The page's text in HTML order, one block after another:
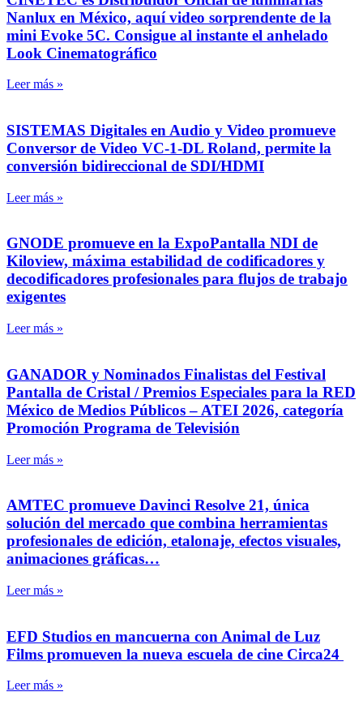
Nanlux en México, aquí video sorprendente de la
mini Evoke 5C. Consigue al instante el anhelado
Look Cinematográfico
Leer más »
SISTEMAS Digitales en Audio y Video promueve
Conversor de Video VC-1-DL Roland, permite la
conversión bidireccional de SDI/HDMI
Leer más »
GNODE promueve en la ExpoPantalla NDI de
Kiloview, máxima estabilidad de codificadores y
decodificadores profesionales para flujos de trabajo
exigentes
Leer más »
GANADOR y Nominados Finalistas del Festival
Pantalla de Cristal / Premios Especiales para la RED
México de Medios Públicos – ATEI 2026, categoría
Promoción Programa de Televisión
Leer más »
AMTEC promueve Davinci Resolve 21, única
solución del mercado que combina herramientas
profesionales de edición, etalonaje, efectos visuales,
animaciones gráficas…
Leer más »
EFD Studios en mancuerna con Animal de Luz
Films promueven la nueva escuela de cine Circa24
Leer más »